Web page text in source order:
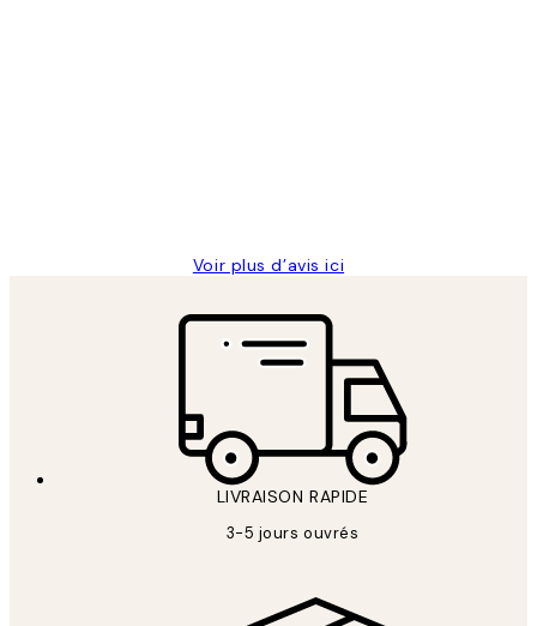
Voir plus d’avis ici
LIVRAISON RAPIDE
3-5 jours ouvrés